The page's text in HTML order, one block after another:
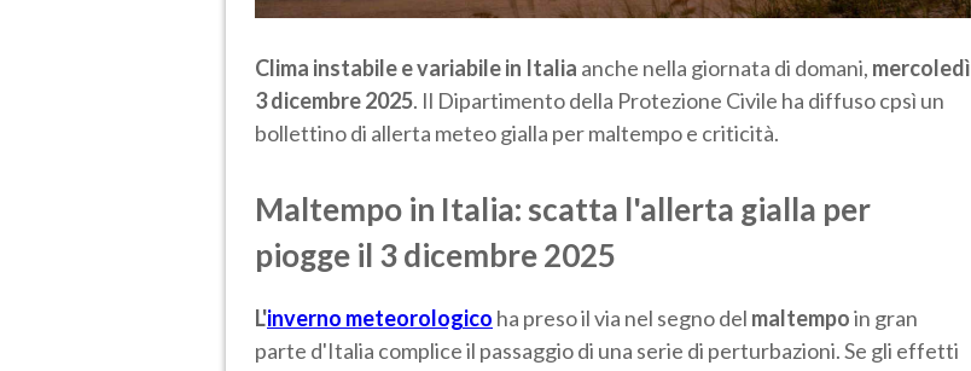
Clima instabile e variabile in Italia anche nella giornata di domani, mercoledì
3 dicembre 2025. Il Dipartimento della Protezione Civile ha diffuso cpsì un
bollettino di allerta meteo gialla per maltempo e criticità.
Maltempo in Italia: scatta l'allerta gialla per
piogge il 3 dicembre 2025
L'inverno meteorologico ha preso il via nel segno del maltempoin gran
parte d'Italia complice il passaggio di una serie di perturbazioni. Se gli effetti